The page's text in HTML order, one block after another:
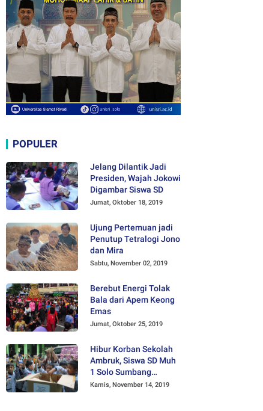
POPULER
Jelang Dilantik Jadi
Presiden, Wajah Jokowi
Digambar Siswa SD
Jumat, Oktober 18, 2019
Ujung Pertemuan jadi
Penutup Tetralogi Jono
dan Mira
Sabtu, November 02, 2019
Berebut Energi Tolak
Bala dari Apem Keong
Emas
Jumat, Oktober 25, 2019
Hibur Korban Sekolah
Ambruk, Siswa SD Muh
1 Solo Sumbang
Mainan Othok-othok
Kamis, November 14, 2019